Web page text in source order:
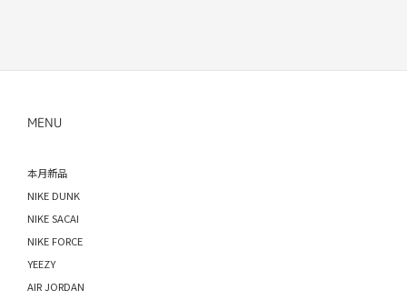
MENU
本月新品
NIKE DUNK
NIKE SACAI
NIKE FORCE
YEEZY
AIR JORDAN